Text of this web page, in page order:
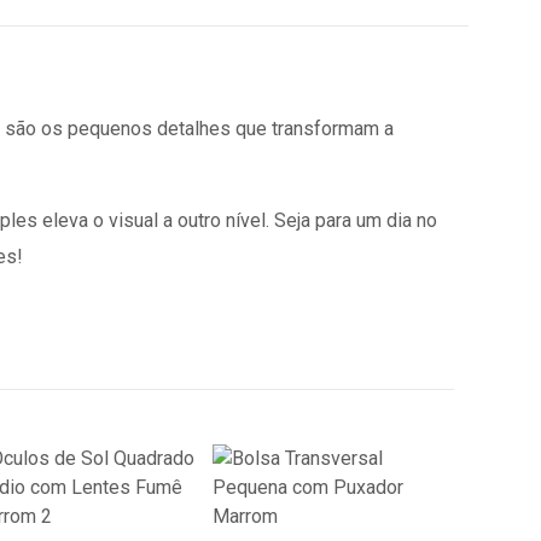
os pequenos detalhes que transformam a
eleva o visual a outro nível. Seja para um dia no